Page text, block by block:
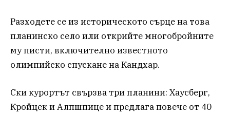
Разходете се из историческото сърце на това
планинско село или открийте многобройните
му писти, включително известното
олимпийско спускане на Кандхар.
Ски курортът свързва три планини: Хаусберг,
Кройцек и Алпшпице и предлага повече от 40